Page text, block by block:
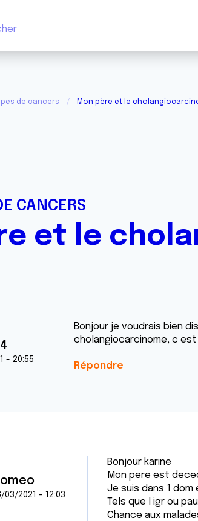
de cancers Mon père et le
CANCERS
et le
- 20:55
Bonjour je voudrais bien
cholangiocarcinome, c est
Répondre
03/2021 - 12:03
Bonjour karine
Mon pere est
Je suis dans 1
Tels que l igr ou
Chance aux